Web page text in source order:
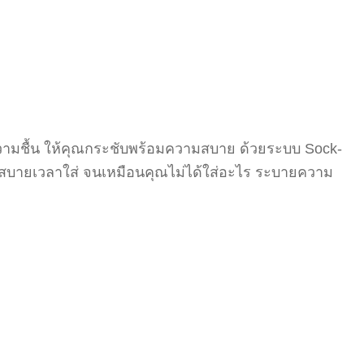
ามชื้น ให้คุณกระชับพร้อมความสบาย ด้วยระบบ Sock-
ายเวลาใส่ จนเหมือนคุณไม่ได้ใส่อะไร ระบายความ